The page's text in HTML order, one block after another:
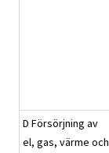
D Försörjning av
el, gas, värme och